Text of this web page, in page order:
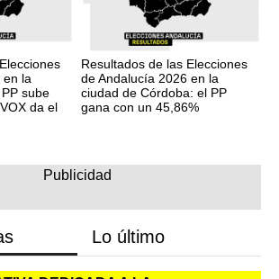
en la
sube
da el
Resultados de las Elecciones
de Andalucía 2026 en la
ciudad de Córdoba: el PP
gana con un 45,86%
Lo último